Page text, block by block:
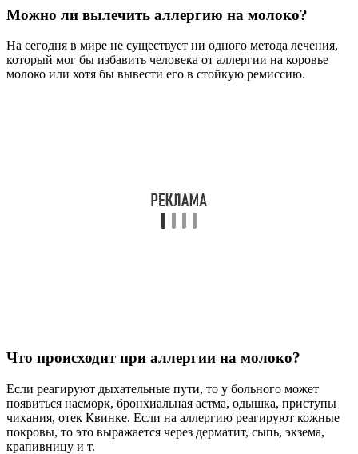
Можно ли вылечить аллергию на молоко?
На сегодня в мире не существует ни одного метода лечения,
который мог бы избавить человека от аллергии на коровье
молоко или хотя бы вывести его в стойкую ремиссию.
Что происходит при аллергии на молоко?
Если реагируют дыхательные пути, то у больного может
появиться насморк, бронхиальная астма, одышка, приступы
чихания, отек Квинке. Если на аллергию реагируют кожные
покровы, то это выражается через дерматит, сыпь, экзема,
крапивницу и т.